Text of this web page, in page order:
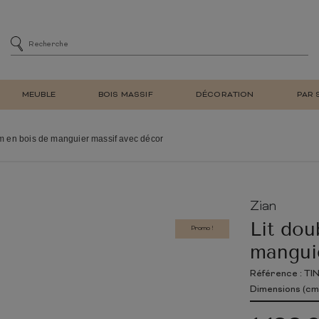
MEUBLE
SIÈGE
ADULTE CHAMBRE ENFANT
BOIS MASSIF
MEUBLE EN BOIS
RECYCLÉ
DÉCORATION
MIROIR MURAL
PAR
RÉTRO
en bois de manguier massif avec décor
Promo !
Zian
Lit
Référence :
Dimensions